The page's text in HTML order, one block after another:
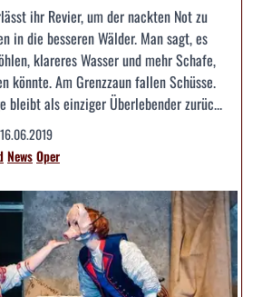
ihr Revier, um der nackten Not zu
in die besseren Wälder. Man sagt, es
klareres Wasser und mehr Schafe,
könnte. Am Grenzzaun fallen Schüsse.
bleibt als einziger Überlebender zurüc...
16.06.2019
NewsOper